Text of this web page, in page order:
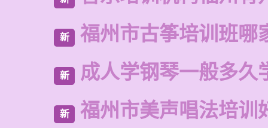
新 福州市古筝培训班哪
新 成人学钢琴一般多久
新 福州市美声唱法培训